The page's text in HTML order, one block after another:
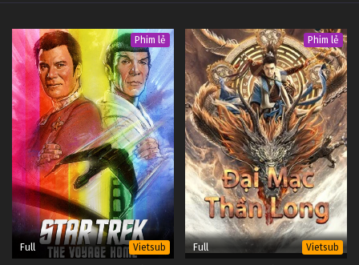
Phim lẻ
Full Vietsub
Phim lẻ
Full Vietsub